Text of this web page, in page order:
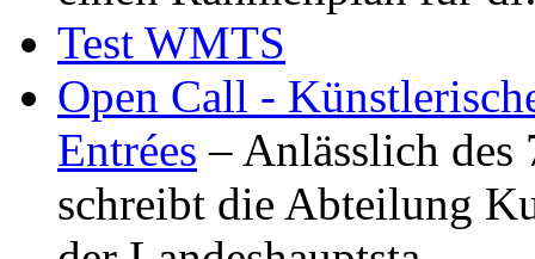
Test WMTS
Open Call -
Entrées – Anlässlich
schreibt die Abteilung